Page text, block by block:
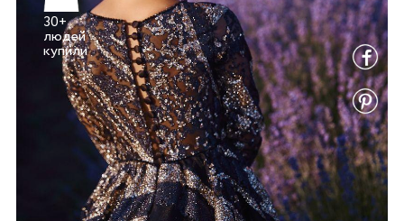
30+
людей
купили